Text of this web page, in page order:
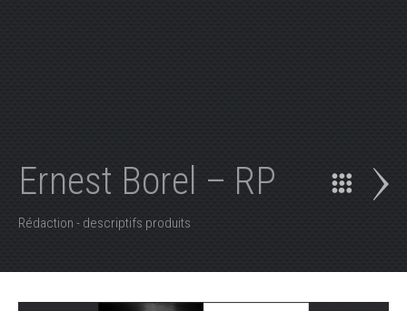
Ernest Borel – RP
Rédaction - descriptifs produits